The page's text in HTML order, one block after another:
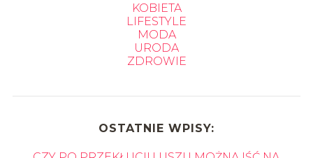
KOBIETA
LIFESTYLE
MODA
URODA
ZDROWIE
OSTATNIE WPISY: